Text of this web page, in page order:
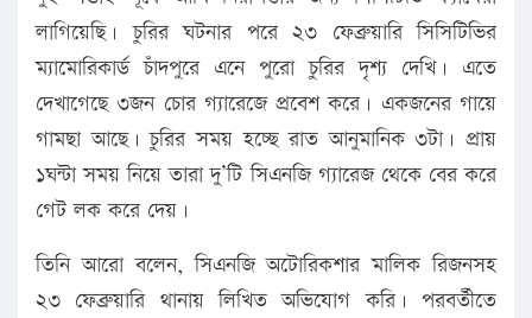
লাগিয়েছি। চুরির ঘটনার পরে ২৩ ফেব্রুয়ারি সিসিটিভির
ম্যামোরিকার্ড চাঁদপুরে এনে পুরো চুরির দৃশ্য দেখি। এতে
দেখাগেছে ৩জন চোর গ্যারেজে প্রবেশ করে। একজনের গায়ে
গামছা আছে। চুরির সময় হচ্ছে রাত আনুমানিক ৩টা। প্রায়
১ঘন্টা সময় নিয়ে তারা দু’টি সিএনজি গ্যারেজ থেকে বের করে
গেট লক করে দেয়।
তিনি আরো বলেন, সিএনজি অটোরিকশার মালিক রিজনসহ
২৩ ফেব্রুয়ারি থানায় লিখিত অভিযোগ করি। পরবর্তীতে